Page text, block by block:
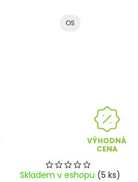
OS
VÝHODNÁ
CENA
Skladem v eshopu (5 ks)